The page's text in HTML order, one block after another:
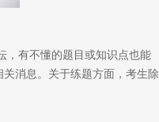
，有不懂的题目或知识点也能
消息。关于练题方面，考生除